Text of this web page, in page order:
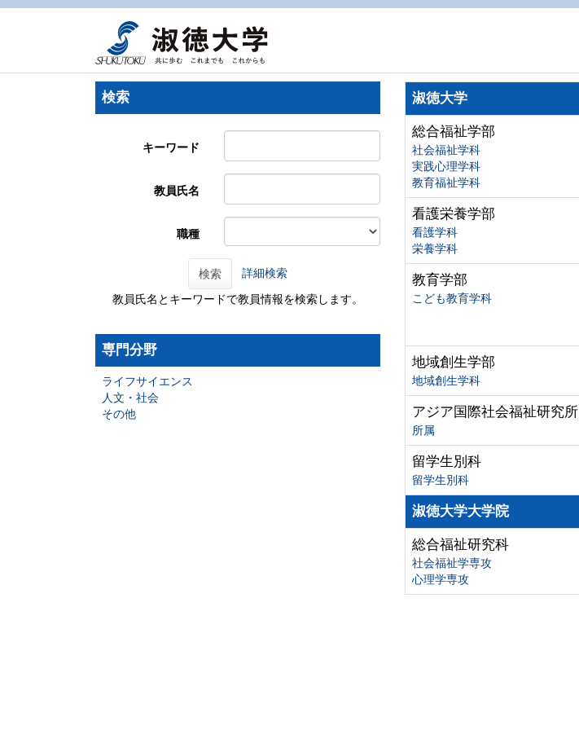
検索
キーワード
教員氏名
職種
検索 詳細検索
教員氏名とキーワードで教員情報を検索します。
専門分野
ライフサイエンス
人文・社会
その他
淑徳大学
総合福祉学部
社会福祉学科
実践心理学科
教育福祉学科
看護栄養学部
看護学科
栄養学科
教育学部
こども教育学科
地域創生学部
地域創生学科
アジア国際社会福祉研究所
所属
留学生別科
留学生別科
淑徳大学大学院
総合福祉研究科
社会福祉学専攻
心理学専攻